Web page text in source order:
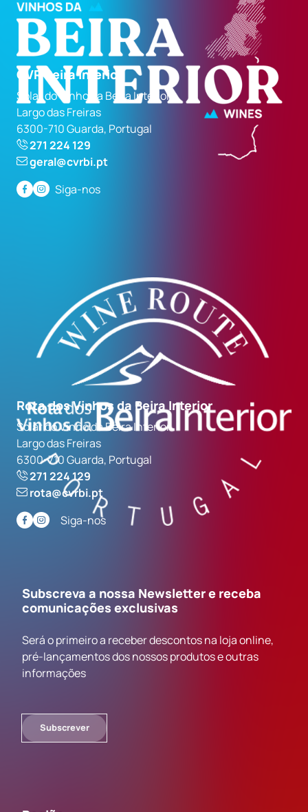
CVR Beira Interior
Solar do Vinho da Beira Interior
Largo das Freiras
6300-710 Guarda, Portugal
271 224 129
geral@cvrbi.pt
Siga-nos
Rota dos Vinhos da Beira Interior
Solar do Vinho da Beira Interior
Largo das Freiras
6300-710 Guarda, Portugal
271 224 129
rota@cvrbi.pt
Siga-nos
Subscreva a nossa Newsletter e receba
comunicações exclusivas
Será o primeiro a receber descontos na loja online,
pré-lançamentos dos nossos produtos e outras
informações
Subscrever